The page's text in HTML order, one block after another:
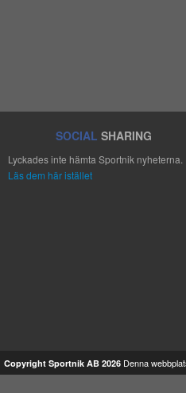
SOCIAL SHARING
Lyckades inte hämta Sportnik nyheterna.
Läs dem här istället
Copyright Sportnik AB 2026 Denna